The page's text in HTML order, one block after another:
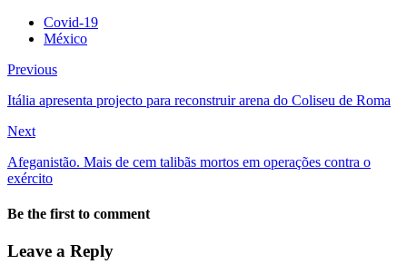
Covid-19
México
Previous
Itália apresenta projecto para reconstruir arena do Coliseu de Roma
Next
Afeganistão. Mais de cem talibãs mortos em operações contra o
exército
Be the first to comment
Leave a Reply